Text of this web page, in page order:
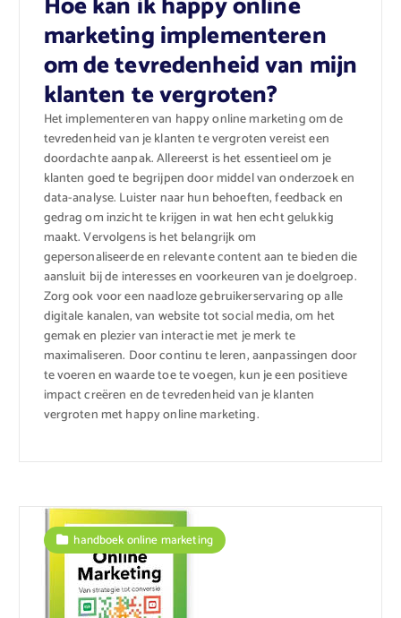
marketing implementeren
om de tevredenheid van mijn
klanten te vergroten?
Het implementeren van happy online marketing om de
tevredenheid van je klanten te vergroten vereist een
doordachte aanpak. Allereerst is het essentieel om je
klanten goed te begrijpen door middel van onderzoek en
data-analyse. Luister naar hun behoeften, feedback en
gedrag om inzicht te krijgen in wat hen echt gelukkig
maakt. Vervolgens is het belangrijk om
gepersonaliseerde en relevante content aan te bieden die
aansluit bij de interesses en voorkeuren van je doelgroep.
Zorg ook voor een naadloze gebruikerservaring op alle
digitale kanalen, van website tot social media, om het
gemak en plezier van interactie met je merk te
maximaliseren. Door continu te leren, aanpassingen door
te voeren en waarde toe te voegen, kun je een positieve
impact creëren en de tevredenheid van je klanten
vergroten met happy online marketing.
handboek online marketing